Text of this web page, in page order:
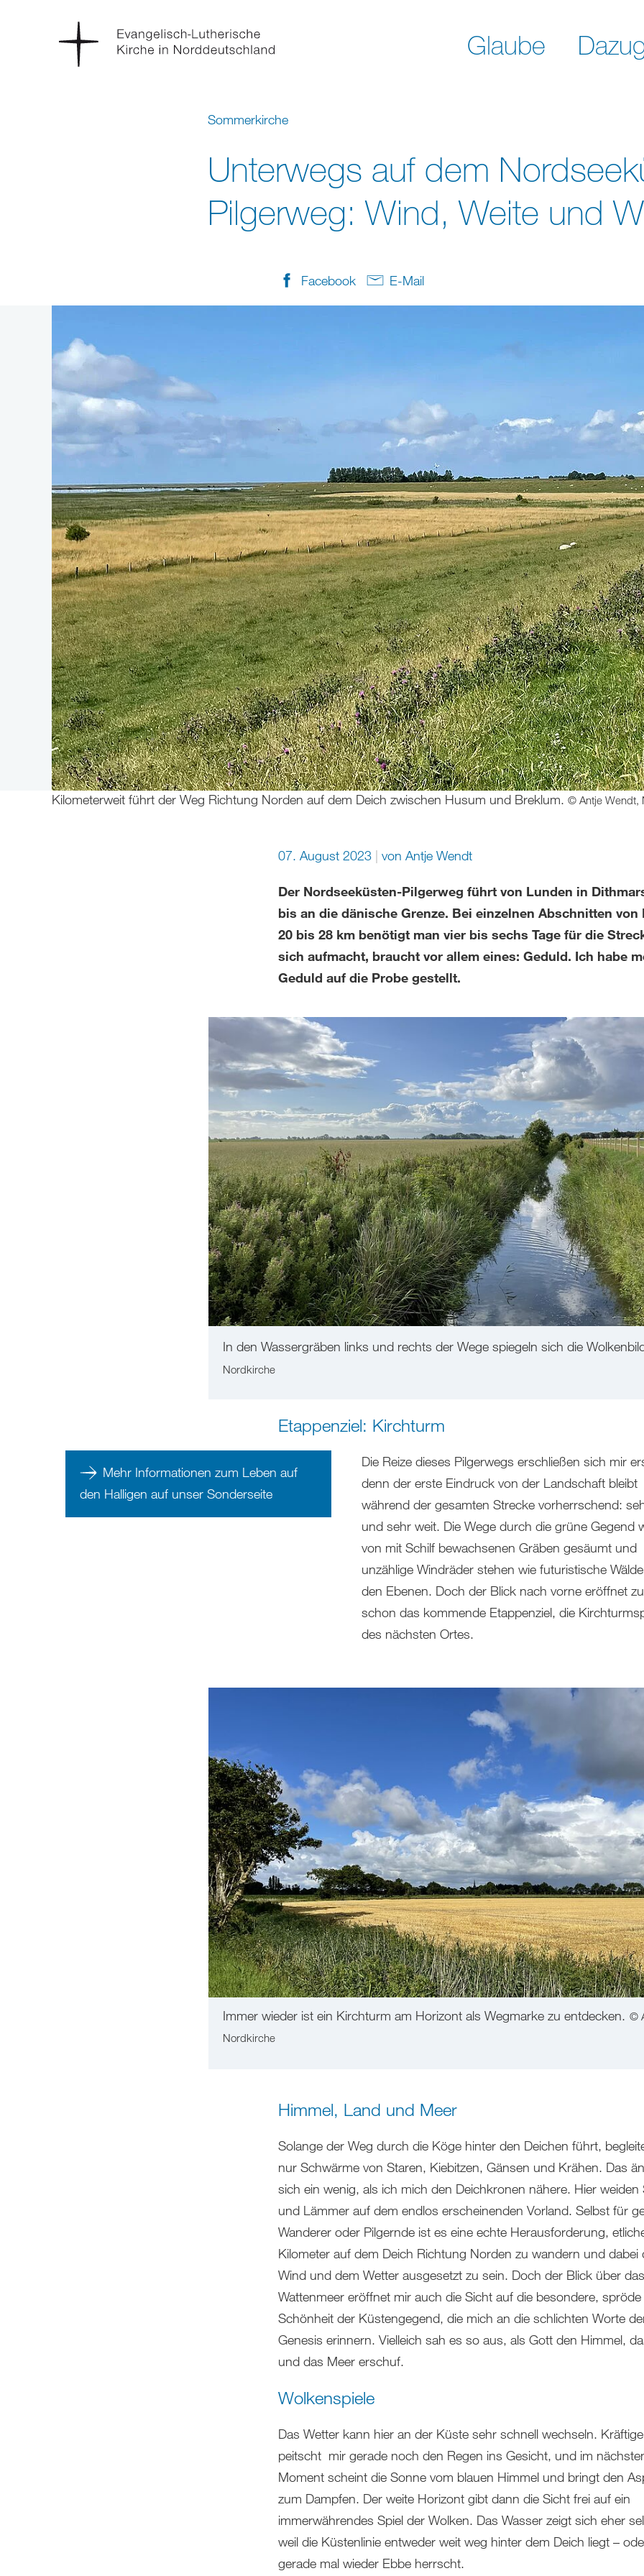
Glaube
Sommerkirche
Unterwegs auf dem
Pilgerweg: Wind, Weite und
Facebook E-Mail
Kilometerweit führt der Weg Richtung Norden auf dem Deich zwischen Husum und Breklum. © Antje Wendt,
07. August 2023 vonAntje Wendt
Der Nordseeküsten-Pilgerweg führt von Lunden in
bis an die dänische Grenze. Bei einzelnen Abschnitten von
20 bis 28 km benötigt man vier bis sechs Tage für die
sich aufmacht, braucht vor allem eines: Geduld. Ich habe
Geduld auf die Probe gestellt.
In den Wassergräben links und rechts der Wege spiegeln sich die
Nordkirche
Etappenziel: Kirchturm
Mehr Informationen zum Leben auf
den Halligen auf unser Sonderseite
Die Reize dieses Pilgerwegs erschließen sich mir
denn der erste Eindruck von der Landschaft bleibt
während der gesamten Strecke vorherrschend:
und sehr weit. Die Wege durch die grüne Gegend
von mit Schilf bewachsenen Gräben gesäumt und
unzählige Windräder stehen wie futuristische
den Ebenen. Doch der Blick nach vorne eröffnet
schon das kommende Etappenziel, die
des nächsten Ortes.
Immer wieder ist ein Kirchturm am Horizont als Wegmarke zu entdecken. ©
Nordkirche
Himmel, Land und Meer
Solange der Weg durch die Köge hinter den Deichen führt,
nur Schwärme von Staren, Kiebitzen, Gänsen und Krähen. Das
sich ein wenig, als ich mich den Deichkronen nähere. Hier weiden
und Lämmer auf dem endlos erscheinenden Vorland. Selbst für
Wanderer oder Pilgernde ist es eine echte Herausforderung,
Kilometer auf dem Deich Richtung Norden zu wandern und dabei
Wind und dem Wetter ausgesetzt zu sein. Doch der Blick über das
Wattenmeer eröffnet mir auch die Sicht auf die besondere, spröde
Schönheit der Küstengegend, die mich an die schlichten Worte
Genesis erinnern. Vielleich sah es so aus, als Gott den Himmel,
und das Meer erschuf.
Wolkenspiele
Das Wetter kann hier an der Küste sehr schnell wechseln.
peitscht mir gerade noch den Regen ins Gesicht, und im
Moment scheint die Sonne vom blauen Himmel und bringt den
zum Dampfen. Der weite Horizont gibt dann die Sicht frei auf ein
immerwährendes Spiel der Wolken. Das Wasser zeigt sich eher
weil die Küstenlinie entweder weit weg hinter dem Deich liegt –
gerade mal wieder Ebbe herrscht.